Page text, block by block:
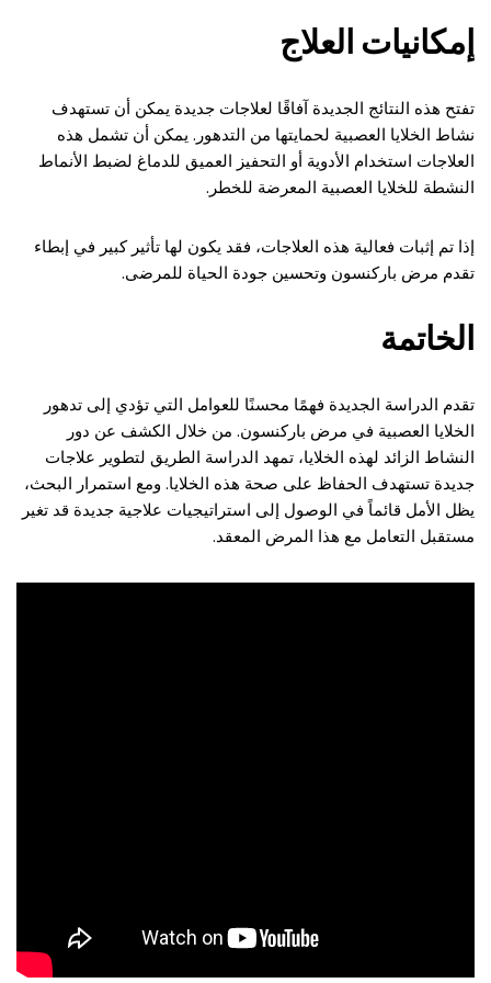
إمكانيات العلاج
تفتح هذه النتائج الجديدة آفاقًا لعلاجات جديدة يمكن أن تستهدف
نشاط الخلايا العصبية لحمايتها من التدهور. يمكن أن تشمل هذه
العلاجات استخدام الأدوية أو التحفيز العميق للدماغ لضبط الأنماط
النشطة للخلايا العصبية المعرضة للخطر.
إذا تم إثبات فعالية هذه العلاجات، فقد يكون لها تأثير كبير في إبطاء
تقدم مرض باركنسون وتحسين جودة الحياة للمرضى.
الخاتمة
تقدم الدراسة الجديدة فهمًا محسنًا للعوامل التي تؤدي إلى تدهور
الخلايا العصبية في مرض باركنسون. من خلال الكشف عن دور
النشاط الزائد لهذه الخلايا، تمهد الدراسة الطريق لتطوير علاجات
جديدة تستهدف الحفاظ على صحة هذه الخلايا. ومع استمرار البحث،
يظل الأمل قائماً في الوصول إلى استراتيجيات علاجية جديدة قد تغير
مستقبل التعامل مع هذا المرض المعقد.